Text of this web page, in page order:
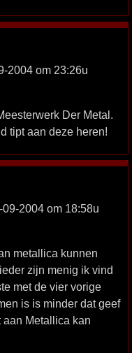
2004 om 23:26u
Der Metal.
tipt aan deze heren!
2004 om 18:58u
metallica kunnen
zijn menig ik vind
met de vier vorige
is is minder dat geef
aan Metallica kan